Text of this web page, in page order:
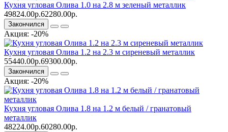
Кухня угловая Олива 1.0 на 2.8 м зеленый металлик
49824.00р.62280.00р.
Закончился
Акция: -20%
Кухня угловая Олива 1.2 на 2.3 м сиреневый металлик
55440.00р.69300.00р.
Закончился
Акция: -20%
Кухня угловая Олива 1.8 на 1.2 м белый / гранатовый
металлик
48224.00р.60280.00р.